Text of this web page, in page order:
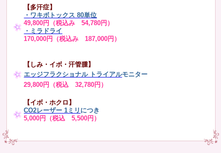
【多汗症】
・ ワキボトックス 80単位
49,800円（税込み 54,780円）
・ミラドライ
170,000円（税込み 187,000円）
【しみ・イボ・汗管腫】
エッジフラクショナル トライアルモニター
29,800円（税込 32,780円）
【イボ・ホクロ】
CO2レーザー 1ミリ につき
5,000円（税込 5,500円）